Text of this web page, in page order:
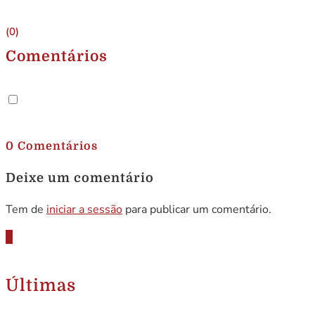
(0)
Comentários
0 Comentários
Deixe um comentário
Tem de iniciar a sessão para publicar um comentário.
Últimas